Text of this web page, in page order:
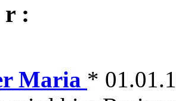
r :
Maria *